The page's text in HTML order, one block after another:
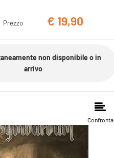
Prezzo € 19,90
non disponibile o in
arrivo
Confronta